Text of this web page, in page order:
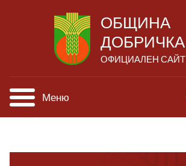
ОБЩИНА
ДОБРИЧКА
ОФИЦИАЛЕН САЙТ
Меню